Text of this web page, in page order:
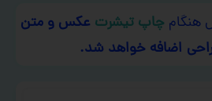
هنگام چاپ تیشرت عکس و متن
اضافه خواهد شد.